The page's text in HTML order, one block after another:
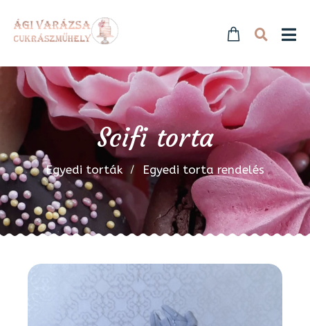
Scifi torta
Egyedi torták Egyedi torta rendelés